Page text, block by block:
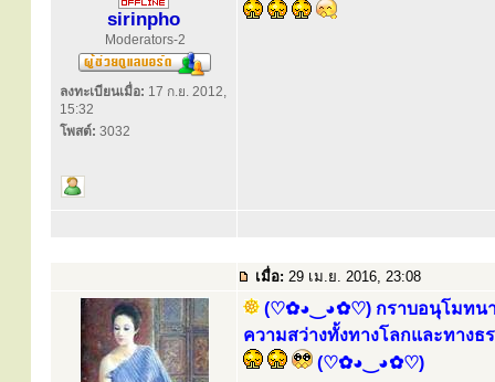
sirinpho
Moderators-2
ลงทะเบียนเมื่อ: 17 ก.ย. 2012,
15:32
โพสต์: 3032
เมื่อ: 29 เม.ย. 2016, 23:08
(♡✿◕‿◕✿♡) กราบอนุโมทนา
ความสว่างทั้งทางโลกและทางธ
(♡✿◕‿◕✿♡)